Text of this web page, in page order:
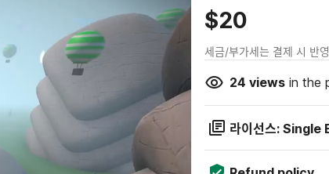
$20
세금/부가세는 결제 시 반
24 viewsin the
라이선스: Single